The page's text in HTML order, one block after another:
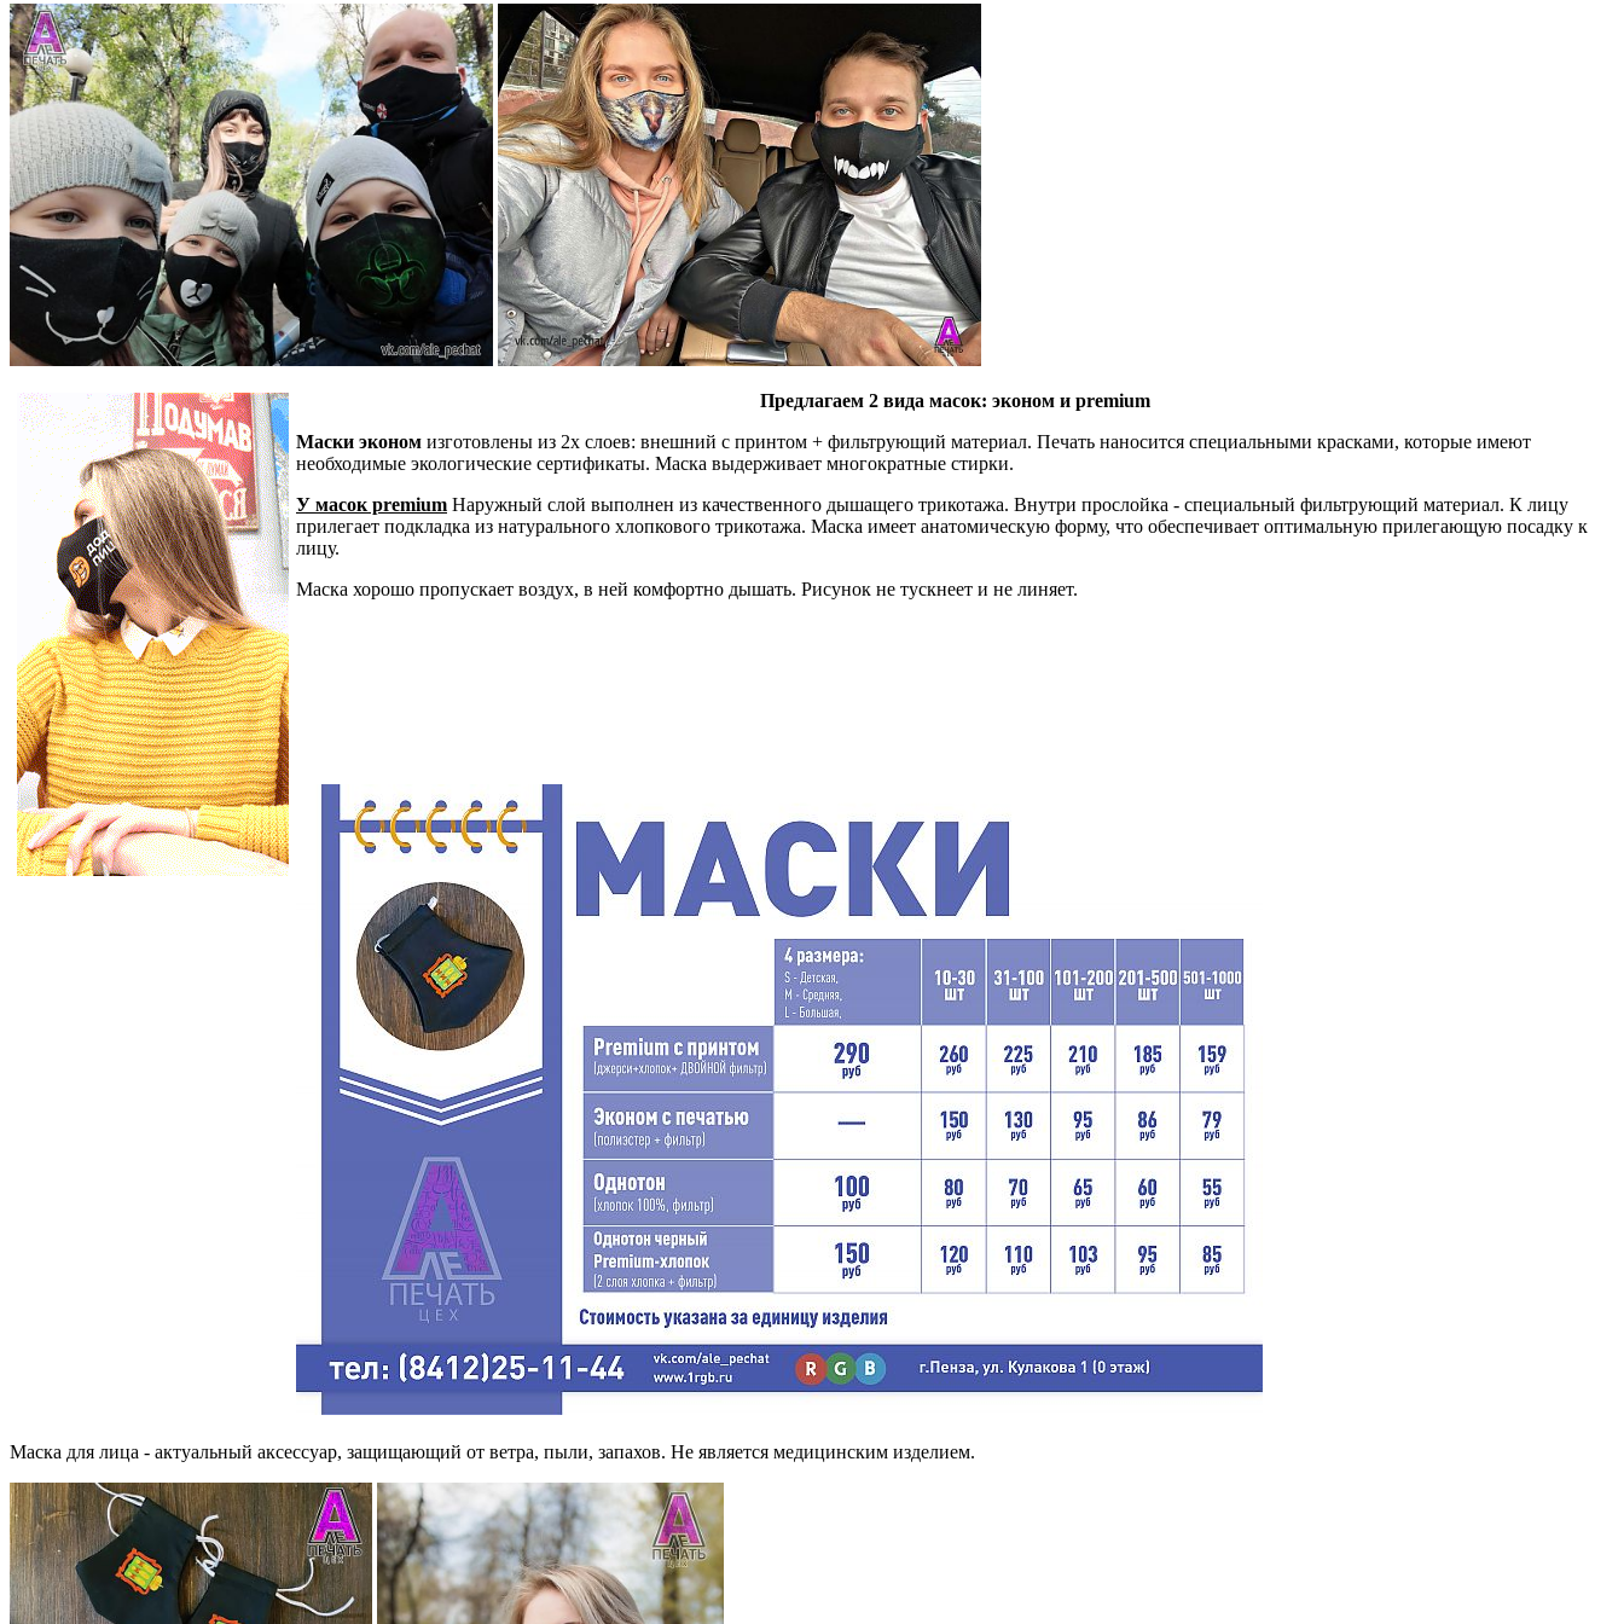
Предлагаем 2 вида масок: эконом и premium
Маски эконом изготовлены из 2х слоев: внешний с принтом + фильтрующий материал. Печать наносится специальными красками, которые имеют
необходимые экологические сертификаты. Маска выдерживает многократные стирки.
У масок premium Наружный слой выполнен из качественного дышащего трикотажа. Внутри прослойка - специальный фильтрующий материал. К лицу
прилегает подкладка из натурального хлопкового трикотажа. Маска имеет анатомическую форму, что обеспечивает оптимальную прилегающую посадку к
лицу.
Маска хорошо пропускает воздух, в ней комфортно дышать. Рисунок не тускнеет и не линяет.
Маска для лица - актуальный аксессуар, защищающий от ветра, пыли, запахов. Не является медицинским изделием.